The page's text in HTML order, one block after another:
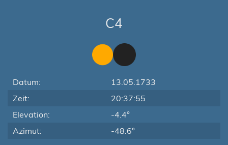
C4
Datum:
13.05.1733
Zeit:
20:37:55
Elevation:
-4.4°
Azimut:
-48.6°